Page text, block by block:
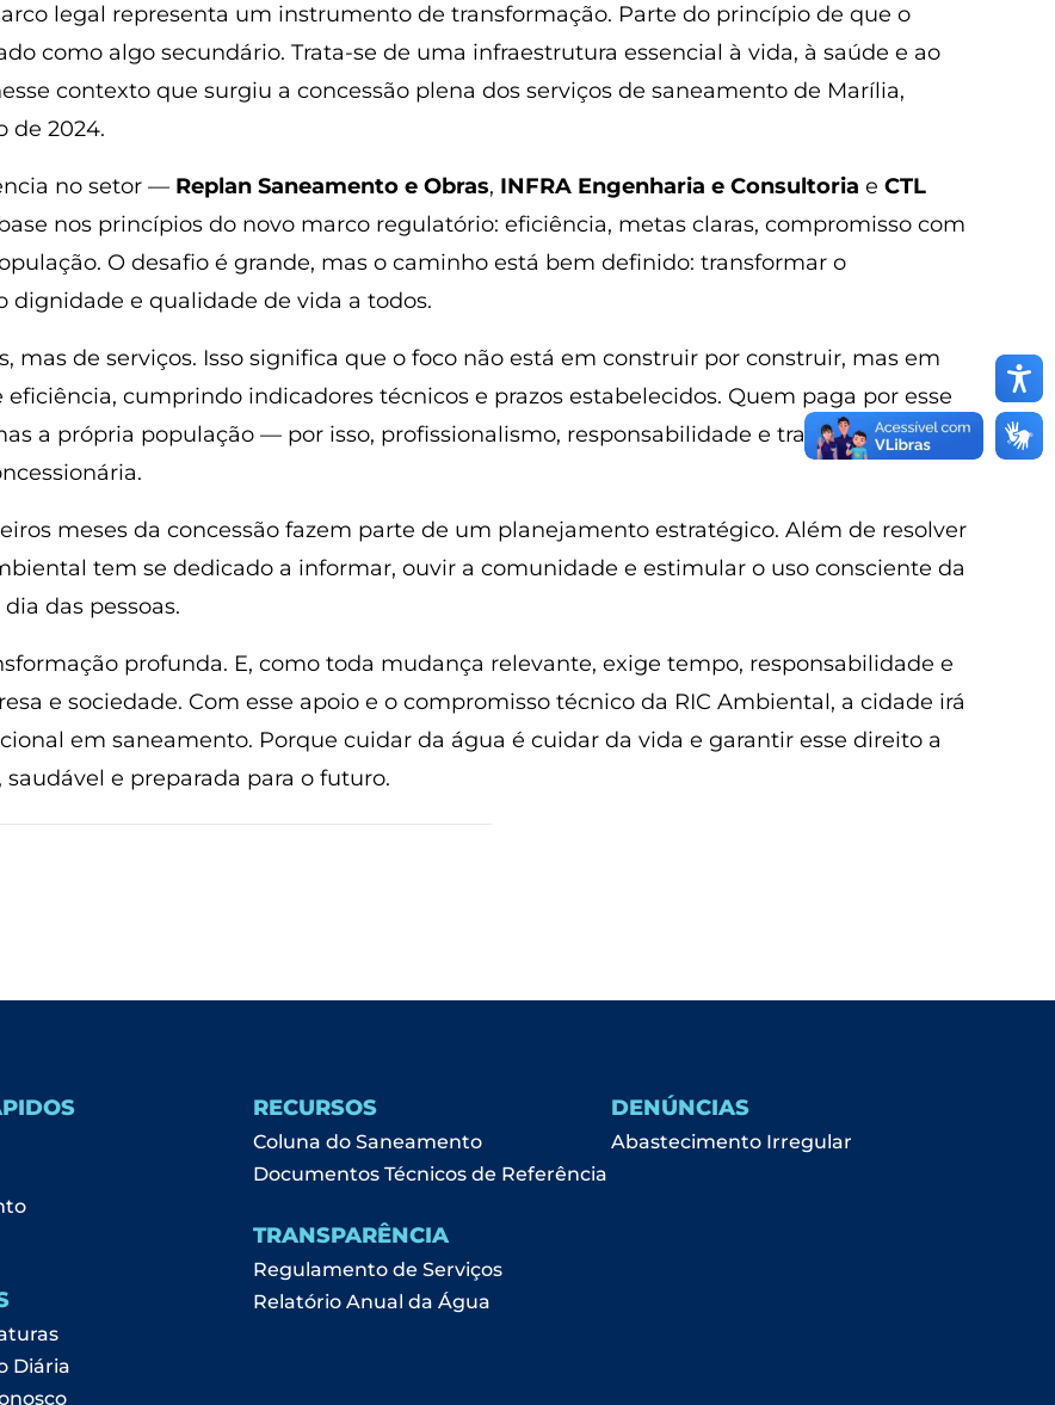
legal representa um instrumento de transformação. Parte do princípio de que o
como algo secundário. Trata-se de uma infraestrutura essencial à vida, à saúde e ao
contexto que surgiu a concessão plena dos serviços de saneamento de Marília,
de 2024.
no setor — Replan Saneamento e Obras, INFRA Engenharia e Consultoria e CTL
nos princípios do novo marco regulatório: eficiência, metas claras, compromisso com
O desafio é grande, mas o caminho está bem definido: transformar o
e qualidade de vida a todos.
mas de serviços. Isso significa que o foco não está em construir por construir, mas em
cumprindo indicadores técnicos e prazos estabelecidos. Quem paga por esse
a própria população — por isso, profissionalismo, responsabilidade e transparência são
meses da concessão fazem parte de um planejamento estratégico. Além de resolver
tem se dedicado a informar, ouvir a comunidade e estimular o uso consciente da
das pessoas.
profunda. E, como toda mudança relevante, exige tempo, responsabilidade e
e sociedade. Com esse apoio e o compromisso técnico da RIC Ambiental, a cidade irá
em saneamento. Porque cuidar da água é cuidar da vida e garantir esse direito a
e preparada para o futuro.
Diária
RECURSOS
Coluna do Saneamento
Documentos Técnicos de Referência
TRANSPARÊNCIA
Regulamento de Serviços
Relatório Anual da Água
DENÚNCIAS
Abastecimento Irregular